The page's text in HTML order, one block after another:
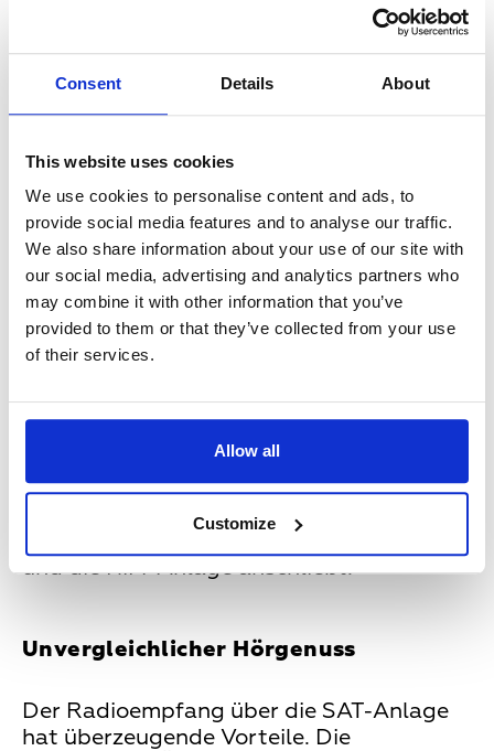
Consent Details About
This website uses cookies
We use cookies to personalise content and ads, to
provide social media features and to analyse our traffic.
We also share information about your use of our site with
our social media, advertising and analytics partners who
may combine it with other information that you’ve
provided to them or that they’ve collected from your use
of their services.
Allow all
Customize
Installateure sollten ihre Kunden und
Mieter beraten und entsprechend
vorsorgen.
den technischen Änderungen überfordert.
Für sie ist die digitale Medienversorgung
ein Buch mit sieben Siegeln. Installateure
sind deshalb viel mehr als reine Techniker,
sondern zunehmend als Medienberater,
Serviceanbieter und Lotsen durch den
digitalen Technikdschungel gefragt.
zu hören, ist besonders für ältere Kunden
Rundum-Sorglos-Paket eines
Installateurs, der ihnen das Radiomenü
und die Sender auf dem TV-Bildschirm
und die HiFi-Anlage anschließt.
Unvergleichlicher Hörgenuss
Der Radioempfang über die SAT-Anlage
hat überzeugende Vorteile. Die